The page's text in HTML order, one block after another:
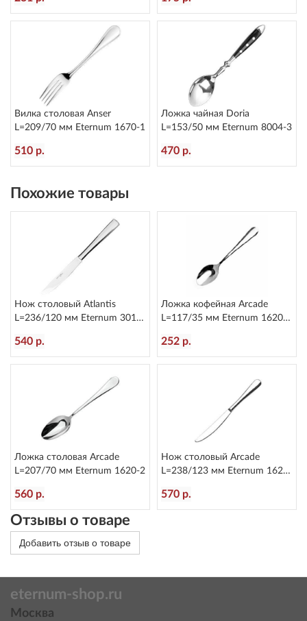
Вилка столовая Anser
L=209/70 мм Eternum 1670-1
510 р.
Ложка чайная Doria
L=153/50 мм Eternum 8004-3
470 р.
Похожие товары
Нож столовый Atlantis
L=236/120 мм Eternum 3010-
540 р.
Ложка кофейная Arcade
L=117/35 мм Eternum 1620-
252 р.
Ложка столовая Arcade
L=207/70 мм Eternum 1620-2
560 р.
Нож столовый Arcade
L=238/123 мм Eternum 1620-
570 р.
Отзывы о товаре
Добавить отзыв о товаре
eternum-shop.ru
Москва